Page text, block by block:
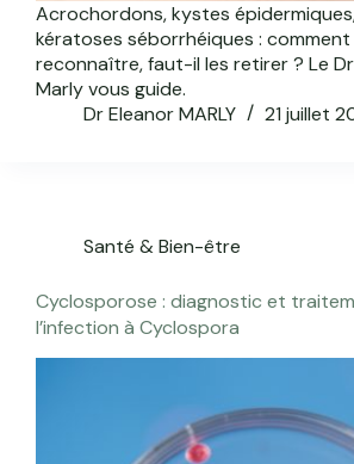
Acrochordons, kystes
kératoses séborrhéiques : comment
reconnaître, faut-il les retirer ? Le
Marly vous guide.
Dr Eleanor MARLY
21 juillet
Santé & Bien-être
Cyclosporose : diagnostic et
l’infection à Cyclospora